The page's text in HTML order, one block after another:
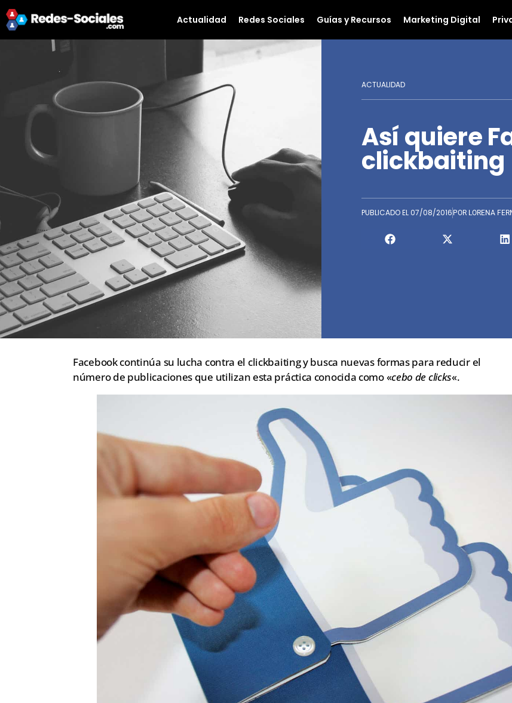
Actualidad Redes Sociales Guías y Recursos Marketing Digital
ACTUALIDAD
Así quiere
clickbaiting
PUBLICADO EL 07/08/2016 POR LORENA
Facebook continúa su lucha contra el clickbaiting y busca nuevas formas para reducir el
número de publicaciones que utilizan esta práctica conocida como «cebo de clicks«.